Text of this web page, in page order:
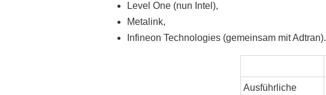
Level One (nun Intel),
Metalink,
Infineon Technologies (gemeinsam mit Adtran).
Ausführliche